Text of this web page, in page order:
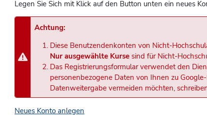
Legen Sie Sich mit Klick auf den Button unten ein neues
Achtung:
Diese Benutzendenkonten von Nicht-
Nur ausgewählte Kurse sind für Nicht-
Das Registrierungsformular verwendet den
personenbezogene Daten von Ihnen zu
Datenweitergabe vermeiden möchten,
Neues Konto anlegen